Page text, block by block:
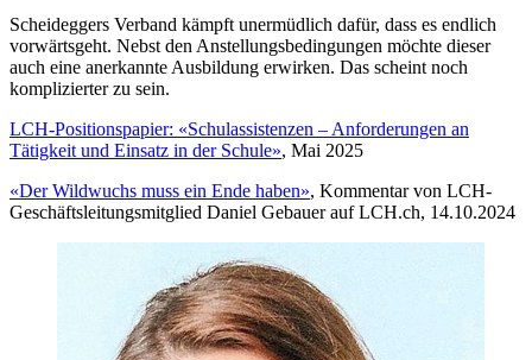
Scheideggers Verband kämpft unermüdlich dafür, dass es endlich
vorwärtsgeht. Nebst den Anstellungsbedingungen möchte dieser
auch eine anerkannte Ausbildung erwirken. Das scheint noch
komplizierter zu sein.
LCH-Positionspapier: «Schulassistenzen – Anforderungen an
Tätigkeit und Einsatz in der Schule», Mai 2025
«Der Wildwuchs muss ein Ende haben», Kommentar von LCH-
Geschäftsleitungsmitglied Daniel Gebauer auf LCH.ch, 14.10.2024